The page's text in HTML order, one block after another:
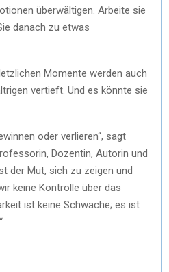
überwältigen. Arbeite sie
danach zu etwas
Momente werden auch
vertieft. Und es könnte sie
oder verlieren“, sagt
Dozentin, Autorin und
der Mut, sich zu zeigen und
keine Kontrolle über das
ist keine Schwäche; es ist